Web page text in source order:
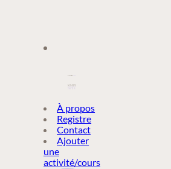
REGISTRE
À propos
Registre
Contact
Ajouter
une
activité/cours